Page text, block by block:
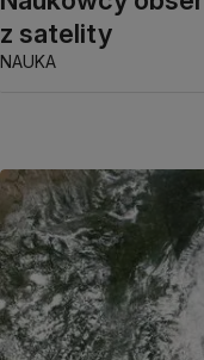
z satelity
NAUKA